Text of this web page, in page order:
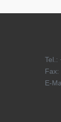
Tel.:
Fax:
E-